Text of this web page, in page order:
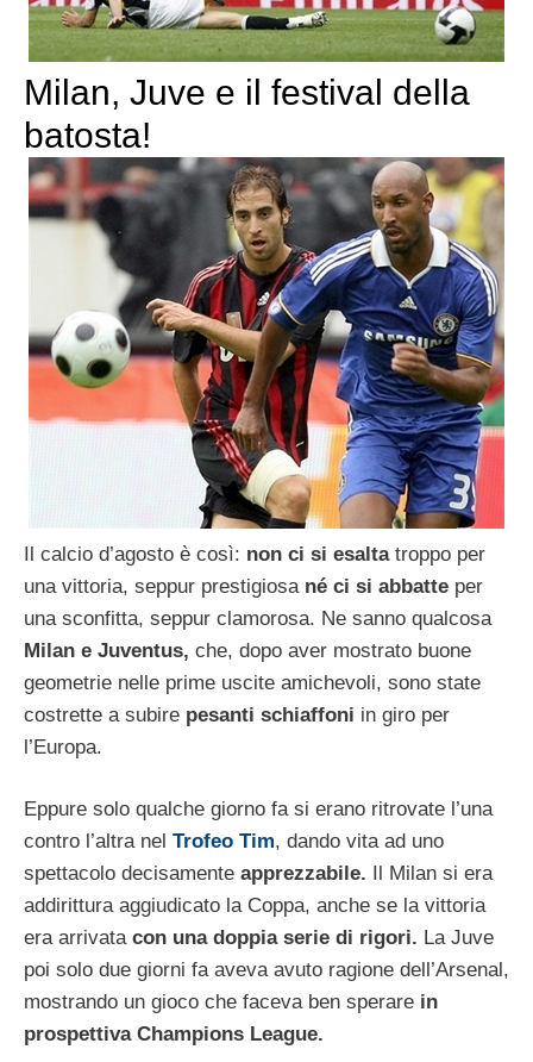
Milan, Juve e il festival della
batosta!
Il calcio d’agosto è così: non ci si esaltatroppo per
una vittoria, seppur prestigiosa né ci si abbatte per
una sconfitta, seppur clamorosa. Ne sanno qualcosa
Milan e Juventus, che, dopo aver mostrato buone
geometrie nelle prime uscite amichevoli, sono state
costrette a subire pesanti schiaffoni in giro per
l’Europa.
Eppure solo qualche giorno fa si erano ritrovate l’una
contro l’altra nel Trofeo Tim, dando vita ad uno
spettacolo decisamente apprezzabile. Il Milan si era
addirittura aggiudicato la Coppa, anche se la vittoria
era arrivatacon una doppia serie di rigori. La Juve
poi solo due giorni fa aveva avuto ragione dell’Arsenal,
mostrando un gioco che faceva ben sperare in
prospettiva Champions League.